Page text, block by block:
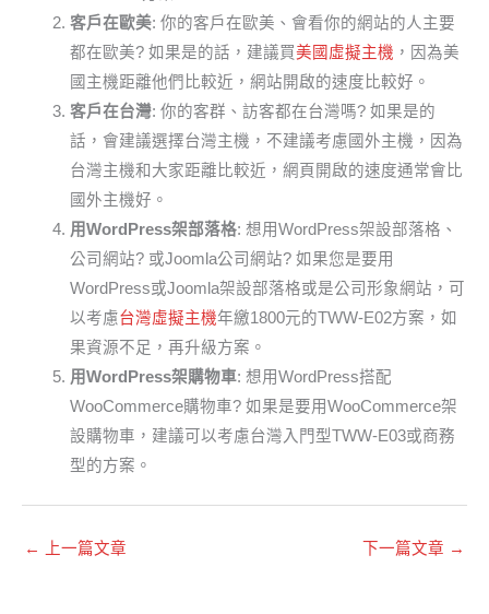
客戶在歐美: 你的客戶在歐美、會看你的網站的人主要
都在歐美? 如果是的話，建議買美國虛擬主機 ，因為美
國主機距離他們比較近，網站開啟的速度比較好。
客戶在台灣: 你的客群、訪客都在台灣嗎? 如果是的
話，會建議選擇台灣主機，不建議考慮國外主機，因為
台灣主機和大家距離比較近，網頁開啟的速度通常會比
國外主機好。
用WordPress架部落格: 想用WordPress架設部落格、
公司網站? 或Joomla公司網站? 如果您是要用
WordPress或Joomla架設部落格或是公司形象網站，可
以考慮台灣虛擬主機年繳1800元的TWW-E02方案，如
果資源不足，再升級方案。
用WordPress架購物車: 想用WordPress搭配
WooCommerce購物車? 如果是要用WooCommerce架
設購物車，建議可以考慮台灣入門型TWW-E03或商務
型的方案。
← 上一篇文章 下一篇文章 →